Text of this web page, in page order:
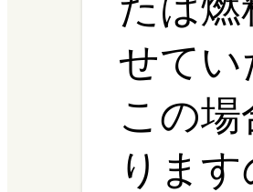
せて
この
りま